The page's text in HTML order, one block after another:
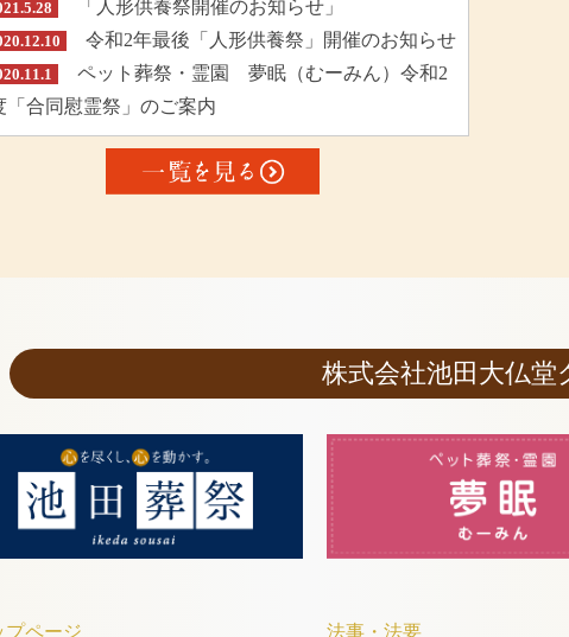
「人形供養祭開催のお知らせ」
令和2年最後「人形供養祭」開催のお知らせ
ペット葬祭・霊園 夢眠（むーみん）令和2
「合同慰霊祭」のご案内
株式会社池田大仏堂
プページ
法事・法要